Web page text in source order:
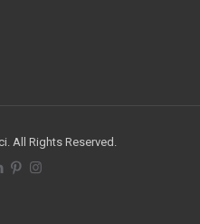
All Rights Reserved.